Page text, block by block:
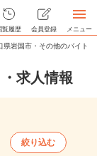
覧履歴 会員登録 メニュー
県岩国市・その他のバイト
求人情報
絞り込む